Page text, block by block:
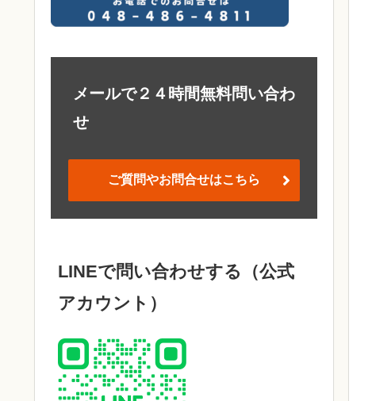
メールで２４時間無料問い合わ
せ
ご質問やお問合せはこちら
LINEで問い合わせする（公式
アカウント）